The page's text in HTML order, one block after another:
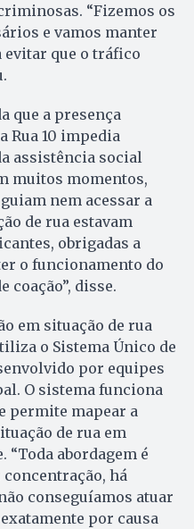
“Fizemos os
e vamos manter
que o tráfico
que a presença
Rua 10 impedia
assistência social
muitos momentos,
nem acessar a
de rua estavam
obrigadas a
o funcionamento do
coação”, disse.
em situação de rua
o Sistema Único de
por equipes
O sistema funciona
permite mapear a
de rua em
“Toda abordagem é
há
conseguíamos atuar
por causa